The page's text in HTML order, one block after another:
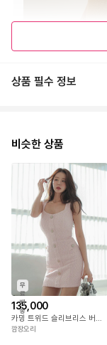
상품 필수 정보
비슷한 상품
무
료
배
송
135,000
카밍 트위드 슬리브리스 버튼 원피스
깜장오리